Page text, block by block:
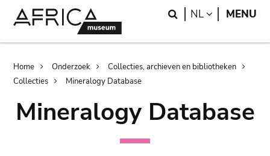
Search
NL LANGUAGE
MENU
Breadcrumb
Home Onderzoek
Collecties, archieven en bibliotheken
Collecties
Mineralogy Database
Mineralogy Database